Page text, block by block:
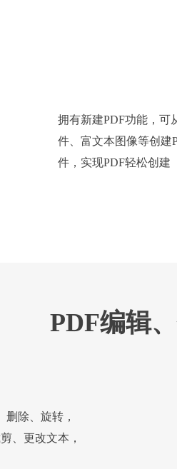
拥有新建PDF功能，可
件、富文本图像等创建
件，实现PDF轻松创建
PDF编辑
除、旋转，
、更改文本，